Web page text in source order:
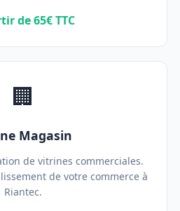
de 65€ TTC
🏢
Magasin
de vitrines commerciales.
de votre commerce à
Riantec.